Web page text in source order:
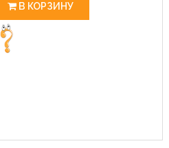
В КОРЗИНУ